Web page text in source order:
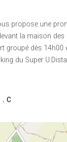
propose une
la maison
groupé dès 14h00
du Super
C